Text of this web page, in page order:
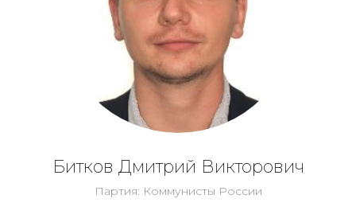
Битков Дмитрий Викторович
Партия: Коммунисты России